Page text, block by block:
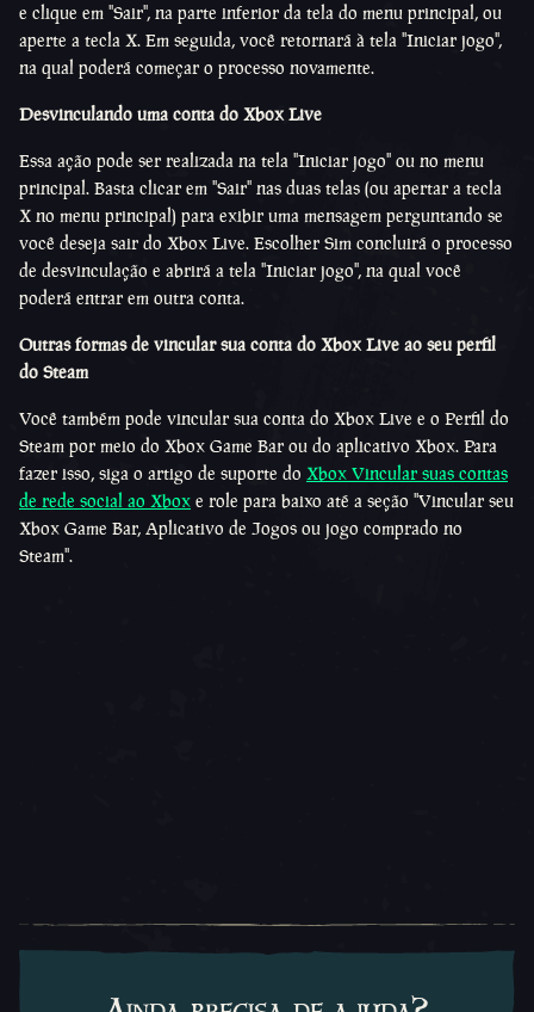
e clique em "Sair", na parte inferior da tela do menu principal, ou
aperte a tecla X. Em seguida, você retornará à tela "Iniciar jogo",
na qual poderá começar o processo novamente.
Desvinculando uma conta do Xbox Live
Essa ação pode ser realizada na tela "Iniciar jogo" ou no menu
principal. Basta clicar em "Sair" nas duas telas (ou apertar a tecla
X no menu principal) para exibir uma mensagem perguntando se
você deseja sair do Xbox Live. Escolher Sim concluirá o processo
de desvinculação e abrirá a tela "Iniciar jogo", na qual você
poderá entrar em outra conta.
Outras formas de vincular sua conta do Xbox Live ao seu perfil
do Steam
Você também pode vincular sua conta do Xbox Live e o Perfil do
Steam por meio do Xbox Game Bar ou do aplicativo Xbox. Para
fazer isso, siga o artigo de suporte do Xbox Vincular suas contas
de rede social ao Xbox e role para baixo até a seção ''Vincular seu
Xbox Game Bar, Aplicativo de Jogos ou jogo comprado no
Steam''.